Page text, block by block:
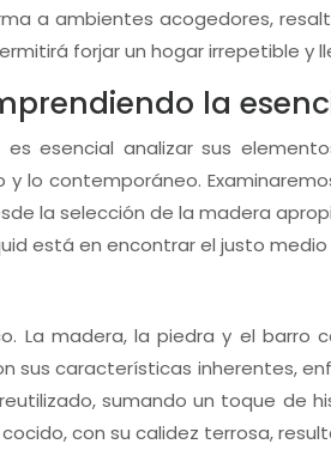
a ambientes acogedores,
forjar un hogar irrepetible y
la
esencial analizar sus
lo contemporáneo.
la selección de la madera
está en encontrar el justo
La madera, la piedra y el
características inherentes,
sumando un toque de
con su calidez terrosa,